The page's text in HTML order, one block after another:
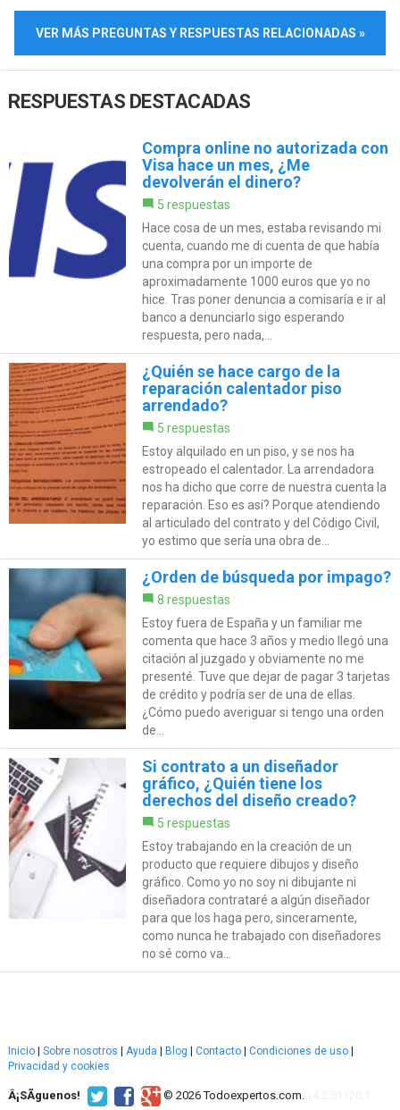
VER MÁS PREGUNTAS Y RESPUESTAS RELACIONADAS »
RESPUESTAS DESTACADAS
Compra online no autorizada con
Visa hace un mes, ¿Me
devolverán el dinero?
5 respuestas
Hace cosa de un mes, estaba revisando mi
cuenta, cuando me di cuenta de que había
una compra por un importe de
aproximadamente 1000 euros que yo no
hice. Tras poner denuncia a comisaría e ir al
banco a denunciarlo sigo esperando
respuesta, pero nada,...
¿Quién se hace cargo de la
reparación calentador piso
arrendado?
5 respuestas
Estoy alquilado en un piso, y se nos ha
estropeado el calentador. La arrendadora
nos ha dicho que corre de nuestra cuenta la
reparación. Eso es así? Porque atendiendo
al articulado del contrato y del Código Civil,
yo estimo que sería una obra de...
¿Orden de búsqueda por impago?
8 respuestas
Estoy fuera de España y un familiar me
comenta que hace 3 años y medio llegó una
citación al juzgado y obviamente no me
presenté. Tuve que dejar de pagar 3 tarjetas
de crédito y podría ser de una de ellas.
¿Cómo puedo averiguar si tengo una orden
de...
Si contrato a un diseñador
gráfico, ¿Quién tiene los
derechos del diseño creado?
5 respuestas
Estoy trabajando en la creación de un
producto que requiere dibujos y diseño
gráfico. Como yo no soy ni dibujante ni
diseñadora contrataré a algún diseñador
para que los haga pero, sinceramente,
como nunca he trabajado con diseñadores
no sé como va...
Inicio | Sobre nosotros | Ayuda | Blog | Contacto | Condiciones de uso |
Privacidad y cookies
Â¡SÃ­guenos! © 2026 Todoexpertos.com.